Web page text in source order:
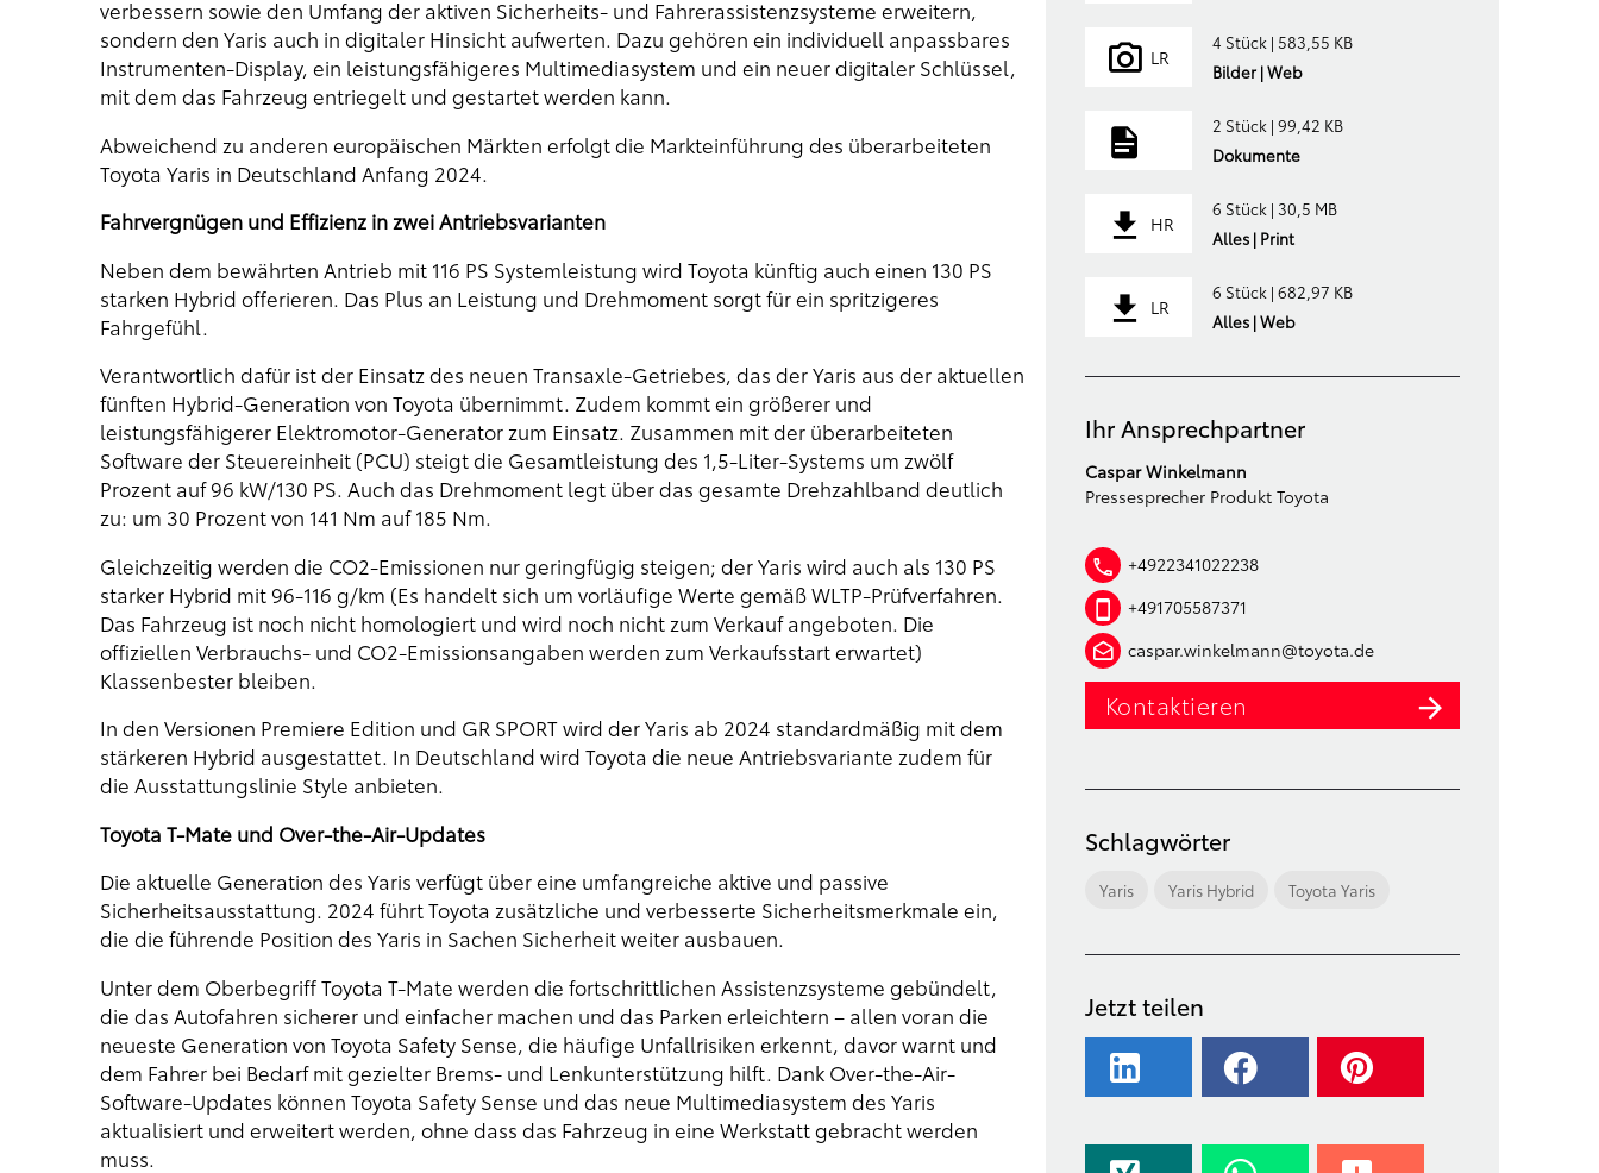
verbessern sowie den Umfang der aktiven Sicherheits- und Fahrerassistenzsysteme erweitern,
sondern den Yaris auch in digitaler Hinsicht aufwerten. Dazu gehören ein individuell anpassbares
Instrumenten-Display, ein leistungsfähigeres Multimediasystem und ein neuer digitaler Schlüssel,
mit dem das Fahrzeug entriegelt und gestartet werden kann.
Abweichend zu anderen europäischen Märkten erfolgt die Markteinführung des überarbeiteten
Toyota Yaris in Deutschland Anfang 2024.
Fahrvergnügen und Effizienz in zwei Antriebsvarianten
Neben dem bewährten Antrieb mit 116 PS Systemleistung wird Toyota künftig auch einen 130 PS
starken Hybrid offerieren. Das Plus an Leistung und Drehmoment sorgt für ein spritzigeres
Fahrgefühl.
Verantwortlich dafür ist der Einsatz des neuen Transaxle-Getriebes, das der Yaris aus der aktuellen
fünften Hybrid-Generation von Toyota übernimmt. Zudem kommt ein größerer und
leistungsfähigerer Elektromotor-Generator zum Einsatz. Zusammen mit der überarbeiteten
Software der Steuereinheit (PCU) steigt die Gesamtleistung des 1,5-Liter-Systems um zwölf
Prozent auf 96 kW/130 PS. Auch das Drehmoment legt über das gesamte Drehzahlband deutlich
zu: um 30 Prozent von 141 Nm auf 185 Nm.
Gleichzeitig werden die CO2-Emissionen nur geringfügig steigen; der Yaris wird auch als 130 PS
starker Hybrid mit 96-116 g/km (Es handelt sich um vorläufige Werte gemäß WLTP-Prüfverfahren.
Das Fahrzeug ist noch nicht homologiert und wird noch nicht zum Verkauf angeboten. Die
offiziellen Verbrauchs- und CO2-Emissionsangaben werden zum Verkaufsstart erwartet)
Klassenbester bleiben.
In den Versionen Premiere Edition und GR SPORT wird der Yaris ab 2024 standardmäßig mit dem
stärkeren Hybrid ausgestattet. In Deutschland wird Toyota die neue Antriebsvariante zudem für
die Ausstattungslinie Style anbieten.
Toyota T-Mate und Over-the-Air-Updates
Die aktuelle Generation des Yaris verfügt über eine umfangreiche aktive und passive
Sicherheitsausstattung. 2024 führt Toyota zusätzliche und verbesserte Sicherheitsmerkmale ein,
die die führende Position des Yaris in Sachen Sicherheit weiter ausbauen.
Unter dem Oberbegriff Toyota T-Mate werden die fortschrittlichen Assistenzsysteme gebündelt,
die das Autofahren sicherer und einfacher machen und das Parken erleichtern – allen voran die
neueste Generation von Toyota Safety Sense, die häufige Unfallrisiken erkennt, davor warnt und
dem Fahrer bei Bedarf mit gezielter Brems- und Lenkunterstützung hilft. Dank Over-the-Air-
Software-Updates können Toyota Safety Sense und das neue Multimediasystem des Yaris
aktualisiert und erweitert werden, ohne dass das Fahrzeug in eine Werkstatt gebracht werden
muss.
LR
4 Stück | 583,55 KB
Bilder | Web
2 Stück | 99,42 KB
Dokumente
HR
6 Stück | 30,5 MB
Alles | Print
LR
6 Stück | 682,97 KB
Alles | Web
Ihr Ansprechpartner
Caspar Winkelmann
Pressesprecher Produkt Toyota
+4922341022238
+491705587371
caspar.winkelmann@toyota.de
Kontaktieren
Schlagwörter
Yaris Yaris Hybrid Toyota Yaris
Jetzt teilen